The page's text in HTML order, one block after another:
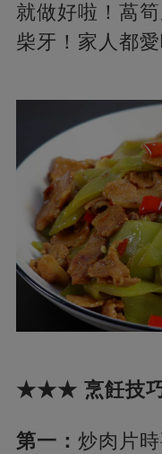
就做好啦！萵
柴牙！家人都愛
★★★ 烹飪技
第一： 炒肉片